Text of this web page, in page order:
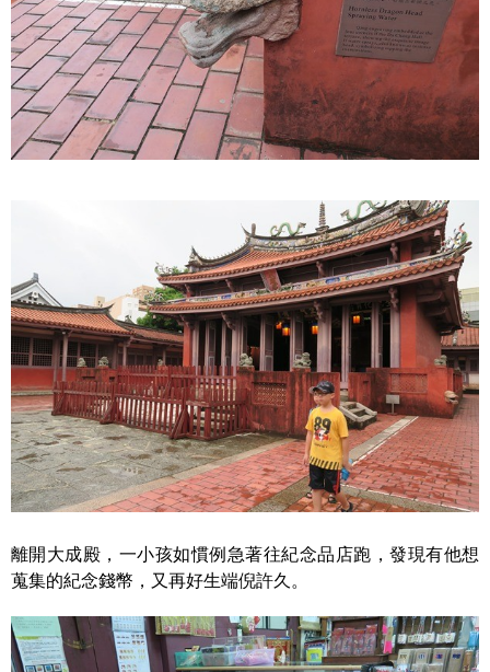
離開大成殿，一小孩如慣例急著往紀念品店跑，發現有他想
蒐集的紀念錢幣，又再好生端倪許久。